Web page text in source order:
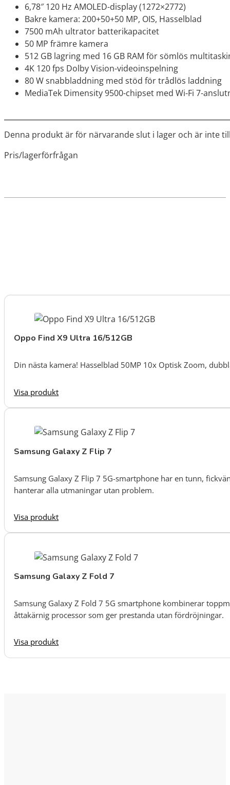
6,78″ 120 Hz AMOLED-display (1272×2772)
Bakre kamera: 200+50+50 MP, OIS, Hasselblad
7500 mAh ultrator batterikapacitet
50 MP främre kamera
512 GB lagring med 16 GB RAM för sömlös
4K 120 fps Dolby Vision-videoinspelning
80 W snabbladdning med stöd för trådlös laddning
MediaTek Dimensity 9500-chipset med Wi-Fi 7-
Denna produkt är för närvarande slut i lager och är inte
Pris/lagerförfrågan
Oppo Find X9 Ultra 16/512GB
Din nästa kamera! Hasselblad 50MP 10x Optisk Zoom,
Visa produkt
Samsung Galaxy Z Flip 7
Samsung Galaxy Z Flip 7 5G-smartphone har en tunn,
hanterar alla utmaningar utan problem.
Visa produkt
Samsung Galaxy Z Fold 7
Samsung Galaxy Z Fold 7 5G smartphone kombinerar
åttakärnig processor som ger prestanda utan fördröjningar.
Visa produkt